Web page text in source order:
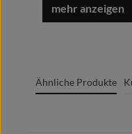
Doppelt
Modischer
Ähnliche Produkte